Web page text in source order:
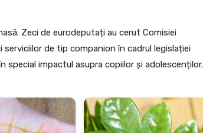
Zeci de eurodeputați au cerut Comisiei
de tip companion în cadrul legislației
special impactul asupra copiilor și adolescenților.